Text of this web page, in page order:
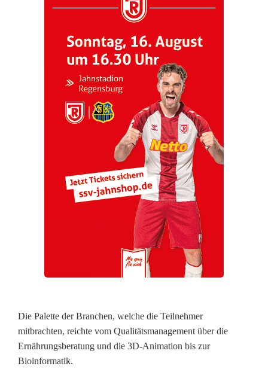
-
T
r
Die Palette der Branchen, welche die Teilnehmer
mitbrachten, reichte vom Qualitätsmanagement über die
Ernährungsberatung und die 3D-Animation bis zur
Bioinformatik.